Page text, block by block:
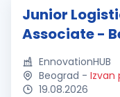
Junior
Associate -
EnnovationHUB
Beograd - Izvan
19.08.2026